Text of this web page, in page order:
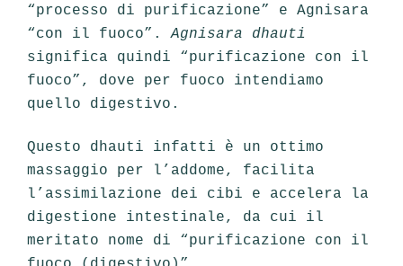
“processo di purificazione” e Agnisara
“con il fuoco”.Agnisara dhauti
significa quindi “purificazione con il
fuoco”, dove per fuoco intendiamo
quello digestivo.
Questo dhauti infatti è un ottimo
massaggio per l’addome, facilita
l’assimilazione dei cibi e accelera la
digestione intestinale, da cui il
meritato nome di “purificazione con il